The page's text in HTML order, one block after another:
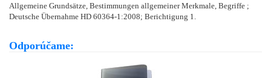
Allgemeine Grundsätze, Bestimmungen allgemeiner Merkmale, Begriffe ;
Deutsche Übernahme HD 60364-1:2008; Berichtigung 1.
Odporúčame: